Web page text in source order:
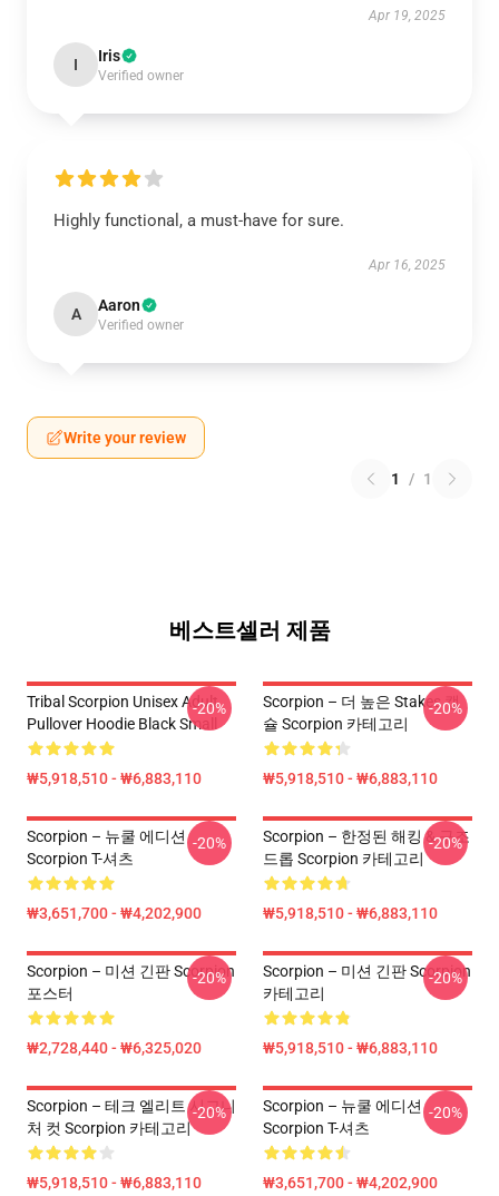
Apr 19, 2025
I Iris
Verified owner
Highly functional, a must-have for sure.
Apr 16, 2025
A Aaron
Verified owner
Write your review
1 / 1
베스트셀러 제품
Tribal Scorpion Unisex Adult
Pullover Hoodie Black Small
₩5,918,510 - ₩6,883,110
-20%
Scorpion – 더 높은 Stakes 캡
슐 Scorpion 카테고리
₩5,918,510 - ₩6,883,110
-20%
Scorpion – 뉴쿨 에디션
Scorpion T-셔츠
₩3,651,700 - ₩4,202,900
-20%
Scorpion – 한정된 해킹 & 구조
드롭 Scorpion 카테고리
₩5,918,510 - ₩6,883,110
-20%
Scorpion – 미션 긴판 Scorpion
포스터
₩2,728,440 - ₩6,325,020
-20%
Scorpion – 미션 긴판 Scorpion
카테고리
₩5,918,510 - ₩6,883,110
-20%
Scorpion – 테크 엘리트 시그니
처 컷 Scorpion 카테고리
₩5,918,510 - ₩6,883,110
-20%
Scorpion – 뉴쿨 에디션
Scorpion T-셔츠
₩3,651,700 - ₩4,202,900
-20%